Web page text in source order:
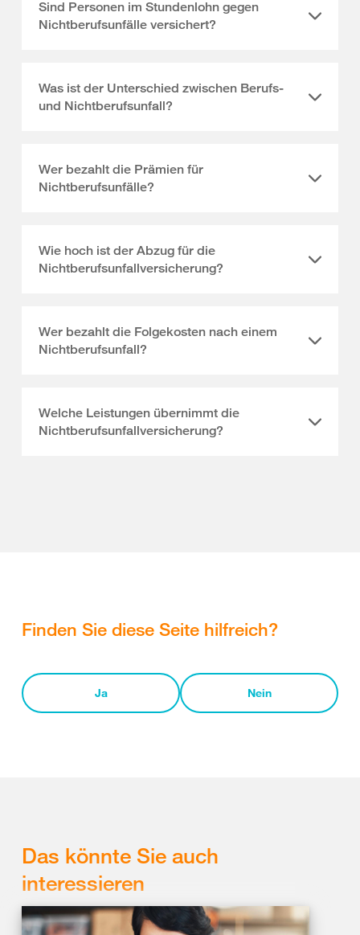
Sind Personen im Stundenlohn gegen
Nichtberufsunfälle versichert?
Was ist der Unterschied zwischen Berufs-
und Nichtberufsunfall?
Wer bezahlt die Prämien für
Nichtberufsunfälle?
Wie hoch ist der Abzug für die
Nichtberufsunfallversicherung?
Wer bezahlt die Folgekosten nach einem
Nichtberufsunfall?
Welche Leistungen übernimmt die
Nichtberufsunfallversicherung?
Finden Sie diese Seite hilfreich?
Ja Nein
Das könnte Sie auch
interessieren